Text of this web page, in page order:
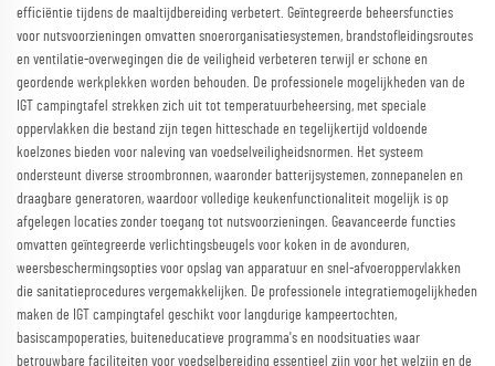
efficiëntie tijdens de maaltijdbereiding verbetert. Geïntegreerde beheersfuncties
voor nutsvoorzieningen omvatten snoerorganisatiesystemen, brandstofleidingsroutes
en ventilatie-overwegingen die de veiligheid verbeteren terwijl er schone en
geordende werkplekken worden behouden. De professionele mogelijkheden van de
IGT campingtafel strekken zich uit tot temperatuurbeheersing, met speciale
oppervlakken die bestand zijn tegen hitteschade en tegelijkertijd voldoende
koelzones bieden voor naleving van voedselveiligheidsnormen. Het systeem
ondersteunt diverse stroombronnen, waaronder batterijsystemen, zonnepanelen en
draagbare generatoren, waardoor volledige keukenfunctionaliteit mogelijk is op
afgelegen locaties zonder toegang tot nutsvoorzieningen. Geavanceerde functies
omvatten geïntegreerde verlichtingsbeugels voor koken in de avonduren,
weersbeschermingsopties voor opslag van apparatuur en snel-afvoeroppervlakken
die sanitatieprocedures vergemakkelijken. De professionele integratiemogelijkheden
maken de IGT campingtafel geschikt voor langdurige kampeertochten,
basiscampoperaties, buiteneducatieve programma's en noodsituaties waar
betrouwbare faciliteiten voor voedselbereiding essentieel zijn voor het welzijn en de